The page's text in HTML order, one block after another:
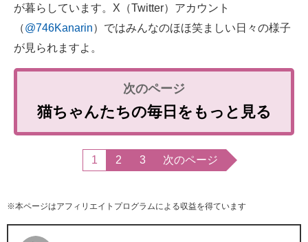
が暮らしています。X（Twitter）アカウント
（@746Kanarin）ではみんなのほほ笑ましい日々の様子
が見られますよ。
猫ちゃんたちの毎日をもっと見る
1 2 3 次のページ
※本ページはアフィリエイトプログラムによる収益を得ています